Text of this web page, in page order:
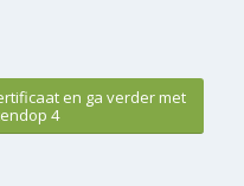
en ga verder met
4